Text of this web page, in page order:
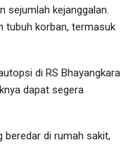
sejumlah kejanggalan.
tubuh korban, termasuk
di RS Bhayangkara
dapat segera
beredar di rumah sakit,